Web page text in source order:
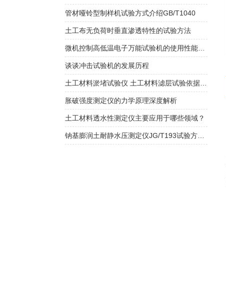
管材哑铃型制样机试验方式介绍GB/T1040
土工布无负荷时垂直渗透特性的试验方法
微机控制高低温电子万能试验机的使用性能分析
谈谈冲击试验机的发展历程
土工材料淤堵试验仪 土工材料滤层试验依据JTG3460标准制造
胀破强度测定仪的力学原理深度解析
土工材料透水性测定仪主要应用于哪些领域？
钠基膨润土耐静水压测定仪JG/T193试验方式介绍